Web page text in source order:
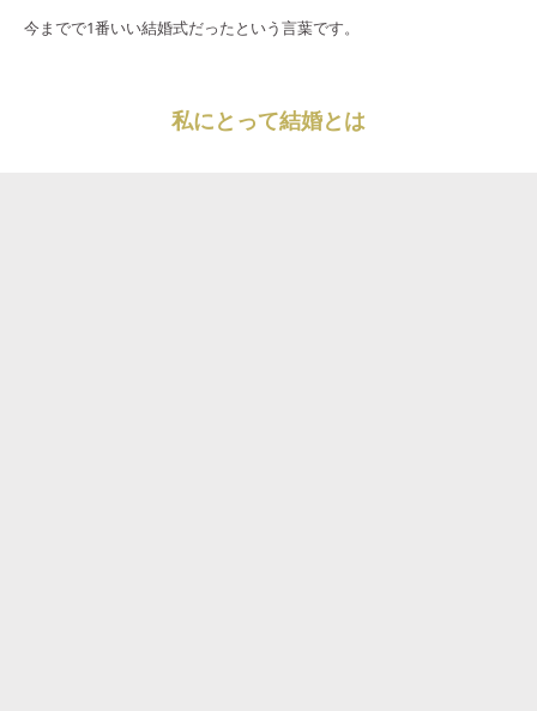
今までで1番いい結婚式だったという言葉です。
私にとって結婚とは